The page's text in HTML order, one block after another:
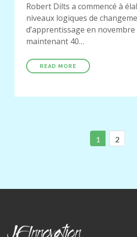
Robert Dilts a commencé à
niveaux logiques de
d’apprentissage en novembre
maintenant 40…
READ MORE
1 2